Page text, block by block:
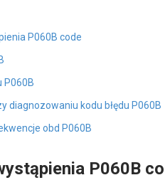
P060B code
P060B
diagnozowaniu kodu błędu P060B
obd P060B
P060B